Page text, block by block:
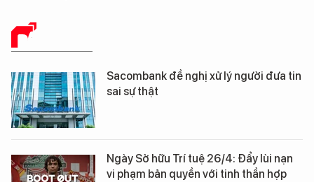
BÁO CHÍ SỐ
Sacombank đề nghị xử lý người đưa tin
sai sự thật
Ngày Sở hữu Trí tuệ 26/4: Đẩy lùi nạn
vi phạm bản quyền với tinh thần hợp